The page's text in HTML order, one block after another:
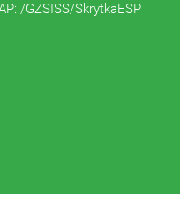
/GZSISS/SkrytkaESP